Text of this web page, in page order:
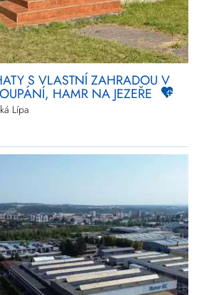
S VLASTNÍ ZAHRADOU V
HAMR NA JEZEŘE
Lípa